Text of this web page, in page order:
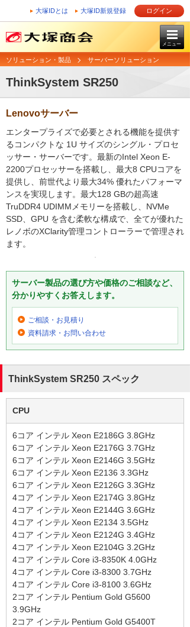
大塚IDとは 大塚ID新規登録 ログイン
メニュー
ソリューション・製品 サーバーソリューション
ThinkSystem SR250
Lenovoサーバー
エンタープライズで必要とされる機能を提供す
るコンパクトな 1U サイズのシングル・プロセ
ッサー・サーバーです。最新のIntel Xeon E-
2200プロセッサーを搭載し、最大8 CPUコアを
提供し、前世代より最大34% 優れたパフォーマ
ンスを実現します。最大128 GBの超高速
TruDDR4 UDIMMメモリーを搭載し、NVMe
SSD、GPU を含む柔軟な構成で、全てが優れた
レノボのXClarity管理コントローラーで管理され
ます。
サーバー製品の選び方や価格のご相談など、
分かりやすくお答えします。
ご相談・お見積り
資料請求・お問い合わせ
ThinkSystem SR250 スペック
CPU
6コア インテル Xeon E2186G 3.8GHz
6コア インテル Xeon E2176G 3.7GHz
6コア インテル Xeon E2146G 3.5GHz
6コア インテル Xeon E2136 3.3GHz
6コア インテル Xeon E2126G 3.3GHz
4コア インテル Xeon E2174G 3.8GHz
4コア インテル Xeon E2144G 3.6GHz
4コア インテル Xeon E2134 3.5GHz
4コア インテル Xeon E2124G 3.4GHz
4コア インテル Xeon E2104G 3.2GHz
4コア インテル Core i3-8350K 4.0GHz
4コア インテル Core i3-8300 3.7GHz
4コア インテル Core i3-8100 3.6GHz
2コア インテル Pentium Gold G5600
3.9GHz
2コア インテル Pentium Gold G5400T